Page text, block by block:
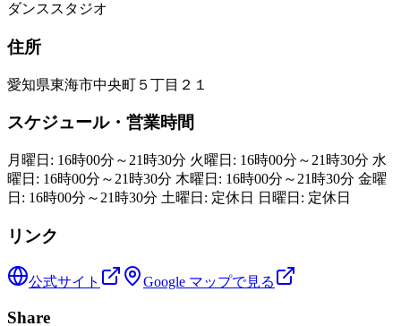
ダンススタジオ
住所
愛知県東海市中央町５丁目２１
スケジュール・営業時間
月曜日: 16時00分～21時30分 火曜日: 16時00分～21時30分 水
曜日: 16時00分～21時30分 木曜日: 16時00分～21時30分 金曜
日: 16時00分～21時30分 土曜日: 定休日 日曜日: 定休日
リンク
公式サイト Google マップで見る
Share